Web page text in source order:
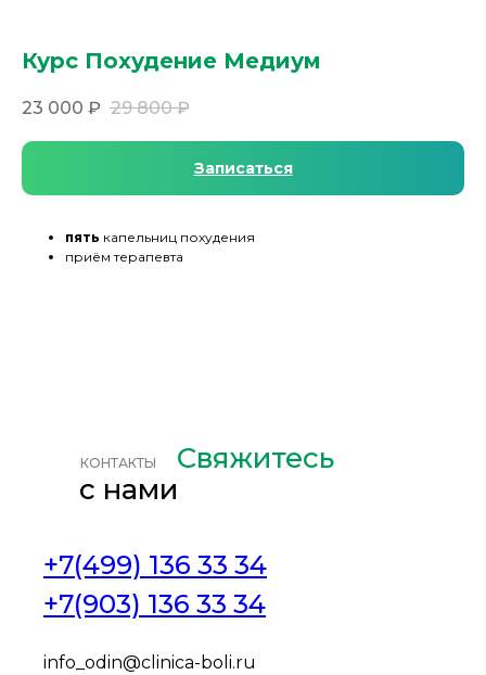
Курс Похудение Медиум
23 000 ₽ 29 800 ₽
Записаться
пять капельниц похудения
приём терапевта
Свяжитесь
с нами
КОНТАКТЫ
+7(499) 136 33 34
+7(903) 136 33 34
info_odin@clinica-boli.ru